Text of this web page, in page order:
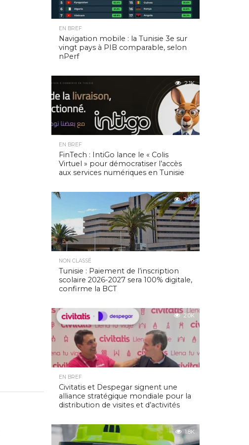
EN BREF
Navigation mobile : la Tunisie 3e sur
vingt pays à PIB comparable, selon
nPerf
2.1K
EN BREF
FinTech : IntiGo lance le « Colis
Virtuel » pour démocratiser l’accès
aux services numériques en Tunisie
2.0K
NON CLASSÉ
Tunisie : Paiement de l’inscription
scolaire 2026-2027 sera 100% digitale,
confirme la BCT
2.0K
EN BREF
Civitatis et Despegar signent une
alliance stratégique mondiale pour la
distribution de visites et d’activités
1.8K